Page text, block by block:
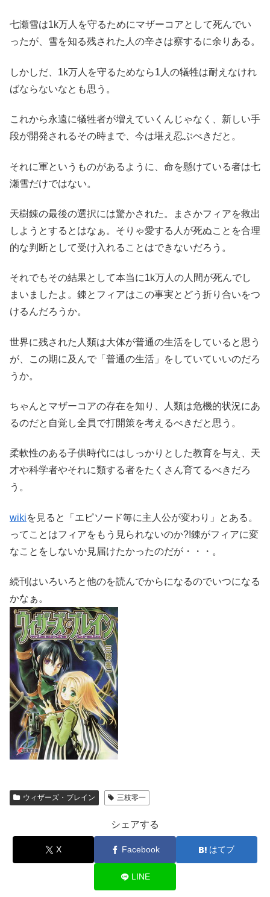
七瀬雪は1k万人を守るためにマザーコアとして死んでい
ったが、雪を知る残された人の辛さは察するに余りある。
しかしだ、1k万人を守るためなら1人の犠牲は耐えなけれ
ばならないなとも思う。
これから永遠に犠牲者が増えていくんじゃなく、新しい手
段が開発されるその時まで、今は堪え忍ぶべきだと。
それに軍というものがあるように、命を懸けている者は七
瀬雪だけではない。
天樹錬の最後の選択には驚かされた。まさかフィアを救出
しようとするとはなぁ。そりゃ愛する人が死ぬことを合理
的な判断として受け入れることはできないだろう。
それでもその結果として本当に1k万人の人間が死んでし
まいましたよ。錬とフィアはこの事実とどう折り合いをつ
けるんだろうか。
世界に残された人類は大体が普通の生活をしていると思う
が、この期に及んで「普通の生活」をしていていいのだろ
うか。
ちゃんとマザーコアの存在を知り、人類は危機的状況にあ
るのだと自覚し全員で打開策を考えるべきだと思う。
柔軟性のある子供時代にはしっかりとした教育を与え、天
才や科学者やそれに類する者をたくさん育てるべきだろ
う。
wikiを見ると「エピソード毎に主人公が変わり」とある。
ってことはフィアをもう見られないのか?!錬がフィアに変
なことをしないか見届けたかったのだが・・・。
続刊はいろいろと他のを読んでからになるのでいつになる
かなぁ。
ウィザーズ・ブレイン 三枝零一
シェアする
X Facebook はてブ
LINE